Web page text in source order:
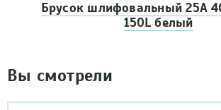
Брусок шлифовальный 25А
150L белый
Вы смотрели